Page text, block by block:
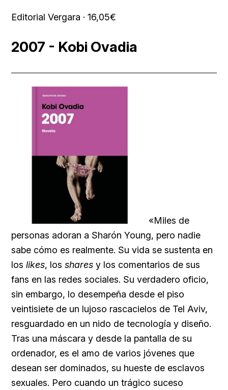
Editorial Vergara · 16,05€
2007 - Kobi Ovadia
«Miles de
personas adoran a Sharón Young, pero nadie
sabe cómo es realmente. Su vida se sustenta en
los likes, los shares y los comentarios de sus
fans en las redes sociales. Su verdadero oficio,
sin embargo, lo desempeña desde el piso
veintisiete de un lujoso rascacielos de Tel Aviv,
resguardado en un nido de tecnología y diseño.
Tras una máscara y desde la pantalla de su
ordenador, es el amo de varios jóvenes que
desean ser dominados, su hueste de esclavos
sexuales. Pero cuando un trágico suceso